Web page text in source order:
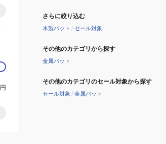
さらに絞り込む
木製バット /セール対象
その他のカテゴリから探す
金属バット
その他のカテゴリのセール対象から探す
セール対象 /金属バット
円